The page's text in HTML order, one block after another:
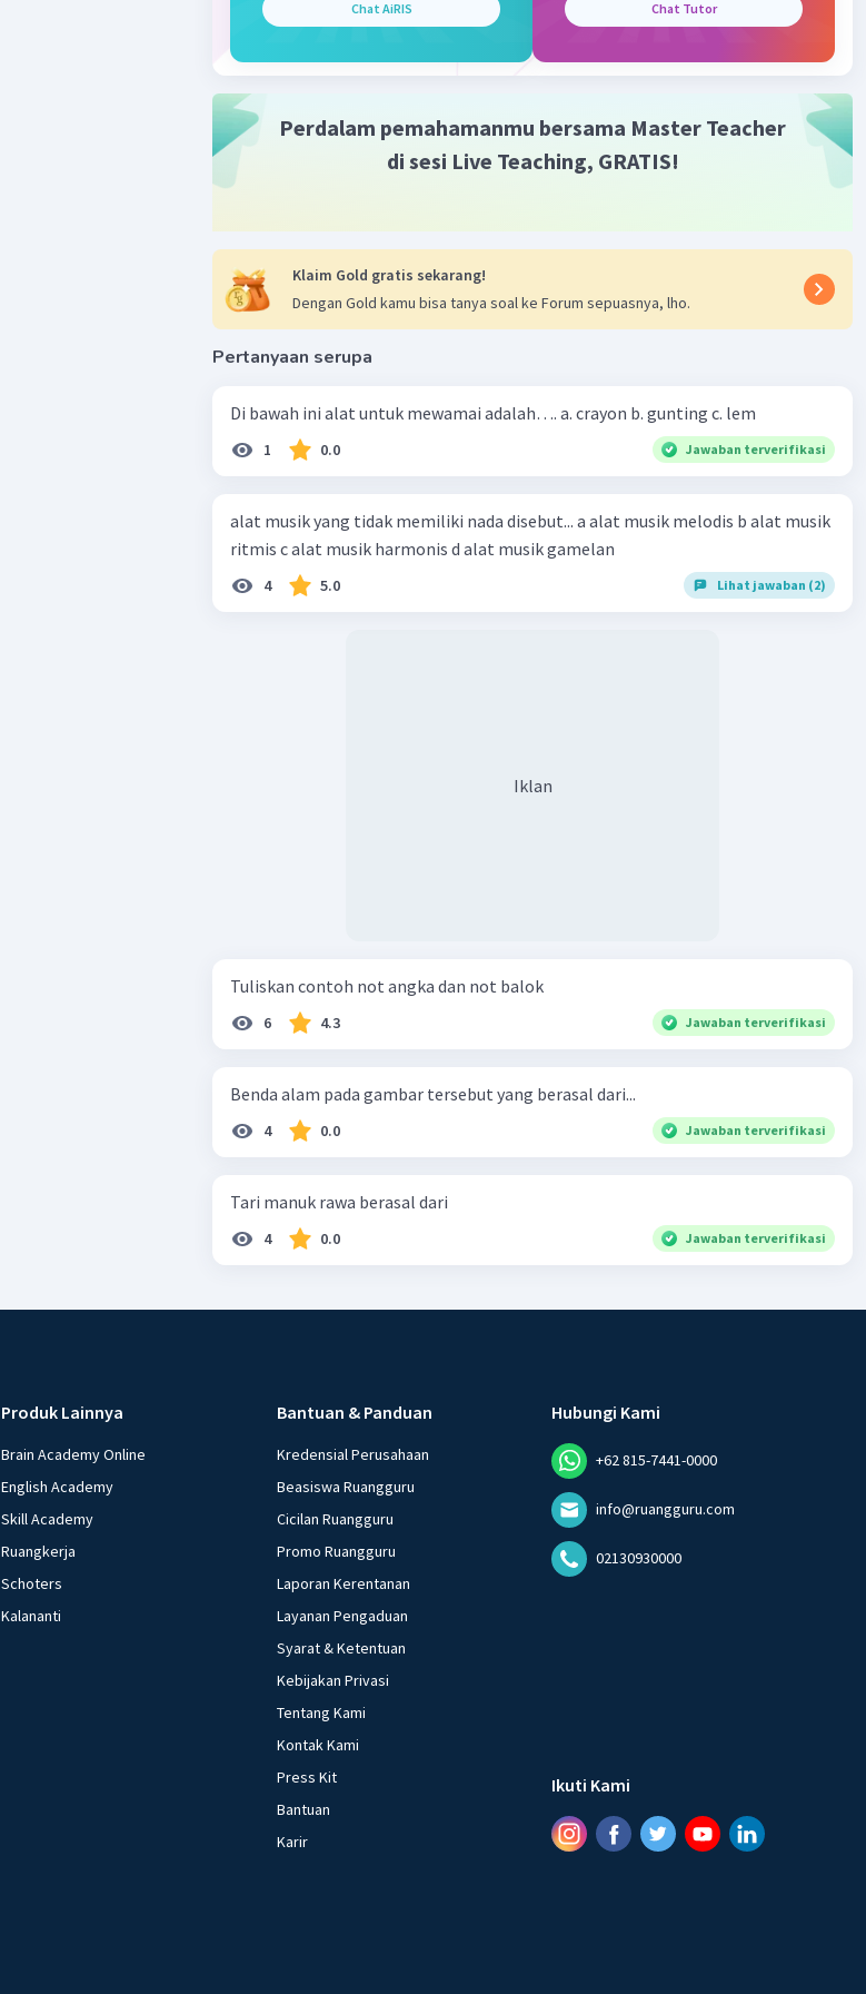
tersebut, ada pula yang menyebutkan bahwa unsur utama dalam tari
adalah wiraga, wirama, wirasa dan wirupa.
Chat AiRIS Chat Tutor
Perdalam pemahamanmu bersama Master Teacher
di sesi Live Teaching, GRATIS!
Klaim Gold gratis sekarang!
Dengan Gold kamu bisa tanya soal ke Forum sepuasnya, lho.
Pertanyaan serupa
Di bawah ini alat untuk mewamai adalah…. a. crayon b. gunting c. lem
1 0.0 Jawaban terverifikasi
alat musik yang tidak memiliki nada disebut... a alat musik melodis b alat musik
ritmis c alat musik harmonis d alat musik gamelan
4 5.0 Lihat jawaban (2)
Iklan
Tuliskan contoh not angka dan not balok​
6 4.3 Jawaban terverifikasi
Benda alam pada gambar tersebut yang berasal dari...
4 0.0 Jawaban terverifikasi
Tari manuk rawa berasal dari
4 0.0 Jawaban terverifikasi
Produk Lainnya
Brain Academy Online
English Academy
Skill Academy
Ruangkerja
Schoters
Kalananti
Bantuan & Panduan
Kredensial Perusahaan
Beasiswa Ruangguru
Cicilan Ruangguru
Promo Ruangguru
Laporan Kerentanan
Layanan Pengaduan
Syarat & Ketentuan
Kebijakan Privasi
Tentang Kami
Kontak Kami
Press Kit
Bantuan
Karir
Hubungi Kami
+62 815-7441-0000
info@ruangguru.com
02130930000
Ikuti Kami